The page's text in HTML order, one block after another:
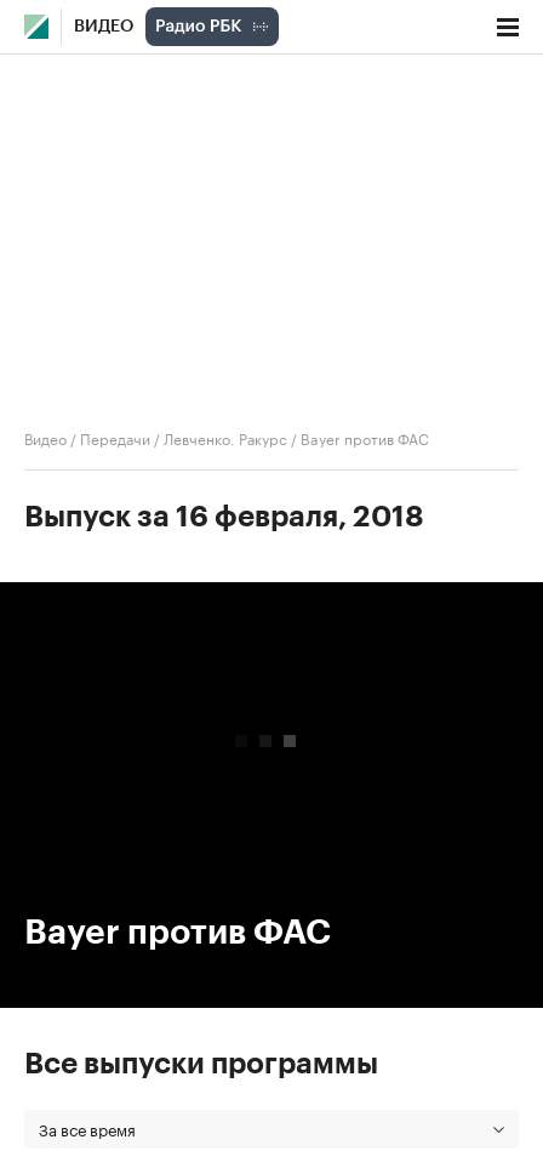
ВИДЕО
Видео / Передачи / Левченко. Ракурс / Bayer против ФАС
Выпуск за 16 февраля, 2018
Bayer против ФАС
Все выпуски программы
За все время